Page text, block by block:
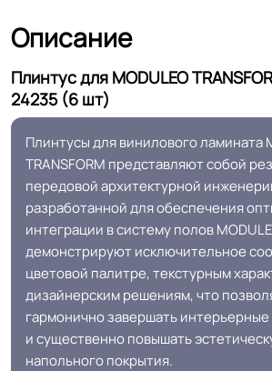
Оттенок
Дизайн рисунка
Описание
Плинтус для MODULEO
24235 (6 шт)
Плинтусы для винилового ламината
TRANSFORM представляют собой
передовой архитектурной
разработанной для обеспечения
интеграции в систему полов
демонстрируют исключительное
цветовой палитре, текстурным
дизайнерским решениям, что
гармонично завершать
и существенно повышать
напольного покрытия.